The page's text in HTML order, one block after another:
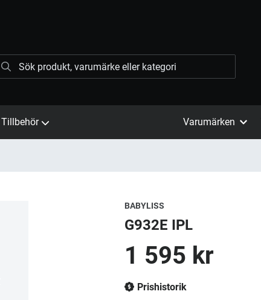
Tillbehör Varumärken
BABYLISS
G932E IPL
1 595 kr
Prishistorik